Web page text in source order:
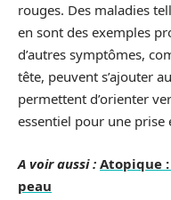
rouges. Des maladies
en sont des exemples
d’autres symptômes,
tête, peuvent s’ajouter
permettent d’orienter
essentiel pour une prise
A voir aussi : Atopique
peau